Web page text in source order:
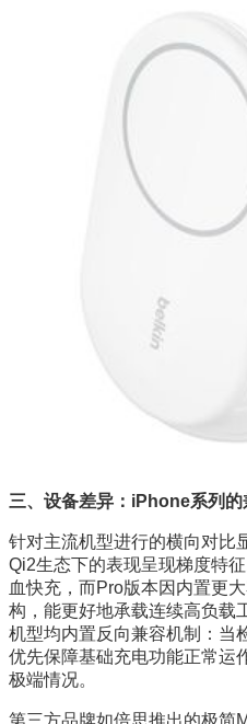
三、设备差异：iPhone系列的
针对主流机型进行的横向对比
Qi2生态下的表现呈现梯度特
血快充，而Pro版本因内置更
构，能更好地承载连续高负载
机型均内置反向兼容机制：当
优先保障基础充电功能正常运
极端情况。
第三方品牌如倍思推出的极简